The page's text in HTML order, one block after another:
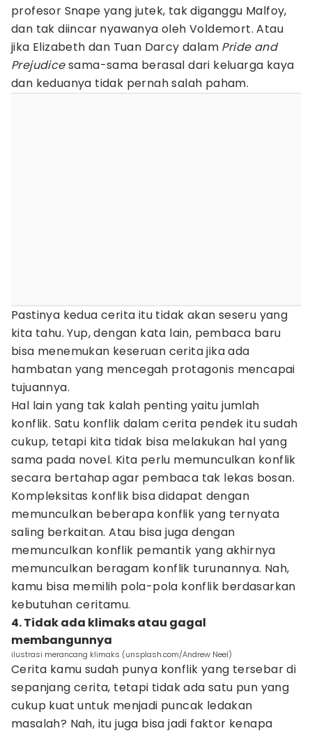
profesor Snape yang jutek, tak diganggu Malfoy,
dan tak diincar nyawanya oleh Voldemort. Atau
jika Elizabeth dan Tuan Darcy dalam Pride and
Prejudicesama-sama berasal dari keluarga kaya
dan keduanya tidak pernah salah paham.
Pastinya kedua cerita itu tidak akan seseru yang
kita tahu. Yup, dengan kata lain, pembaca baru
bisa menemukan keseruan cerita jika ada
hambatan yang mencegah protagonis mencapai
tujuannya.
Hal lain yang tak kalah penting yaitu jumlah
konflik. Satu konflik dalam cerita pendek itu sudah
cukup, tetapi kita tidak bisa melakukan hal yang
sama pada novel. Kita perlu memunculkan konflik
secara bertahap agar pembaca tak lekas bosan.
Kompleksitas konflik bisa didapat dengan
memunculkan beberapa konflik yang ternyata
saling berkaitan. Atau bisa juga dengan
memunculkan konflik pemantik yang akhirnya
memunculkan beragam konflik turunannya. Nah,
kamu bisa memilih pola-pola konflik berdasarkan
kebutuhan ceritamu.
4. Tidak ada klimaks atau gagal
membangunnya
ilustrasi merancang klimaks (unsplash.com/Andrew Neel)
Cerita kamu sudah punya konflik yang tersebar di
sepanjang cerita, tetapi tidak ada satu pun yang
cukup kuat untuk menjadi puncak ledakan
masalah? Nah, itu juga bisa jadi faktor kenapa